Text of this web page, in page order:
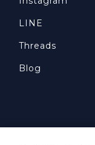
LINE
Threads
Blog